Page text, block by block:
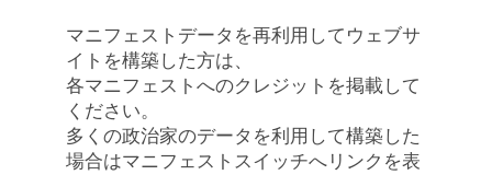
マニフェストデータを再利用してウェブサ
イトを構築した方は、
各マニフェストへのクレジットを掲載して
ください。
多くの政治家のデータを利用して構築した
場合はマニフェストスイッチへリンクを表